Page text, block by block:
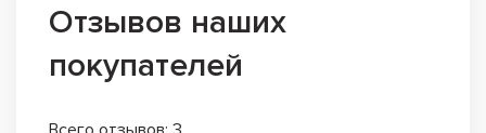
Отзывов наших
покупателей